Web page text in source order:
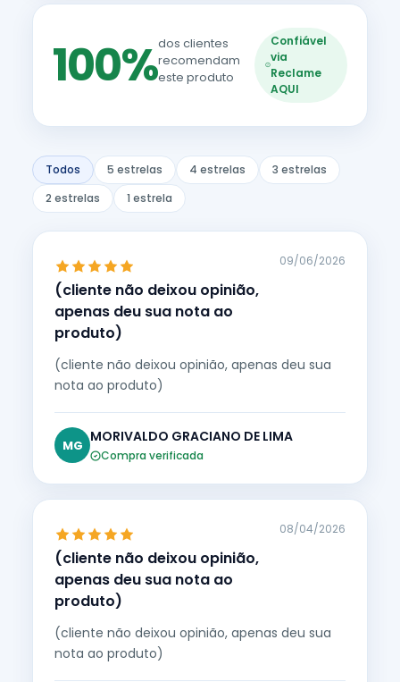
100%dos clientes
recomendam
este produto
Confiável
via
Reclame
AQUI
Todos 5 estrelas 4 estrelas
3 estrelas
2 estrelas
1 estrela
(cliente não deixou opinião,
apenas deu sua nota ao
produto)
09/06/2026
(cliente não deixou opinião, apenas deu sua
nota ao produto)
MG
MORIVALDO GRACIANO DE LIMA
Compra verificada
(cliente não deixou opinião,
apenas deu sua nota ao
produto)
08/04/2026
(cliente não deixou opinião, apenas deu sua
nota ao produto)